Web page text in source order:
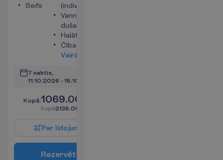
Seifs
(individuālais)
Vanna vai
duša
Halāts
Čības
Vairā
7 naktis,
11.10.2026 - 18.10.2026
Kopā:1069.00
Kopā2138.00
Par lidojum
Rezervēt